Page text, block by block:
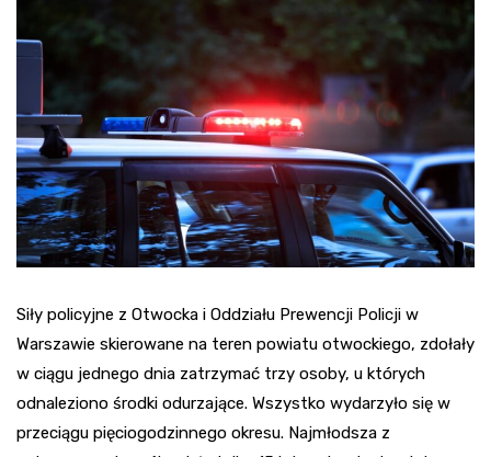
Siły policyjne z Otwocka i Oddziału Prewencji Policji w
Warszawie skierowane na teren powiatu otwockiego, zdołały
w ciągu jednego dnia zatrzymać trzy osoby, u których
odnaleziono środki odurzające. Wszystko wydarzyło się w
przeciągu pięciogodzinnego okresu. Najmłodsza z